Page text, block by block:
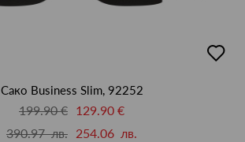
в
Сако Business Slim, 92252
199.90 € 129.90 €
390.97 лв. 254.06 лв.